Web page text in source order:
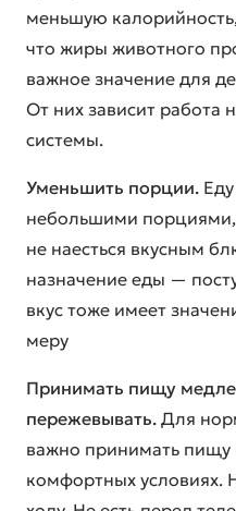
меньшую
что жиры животного
важное значение для
От них зависит работа
системы.
Уменьшить порции.
небольшими порциями,
не наесться вкусным
назначение еды —
вкус тоже имеет
меру
Принимать пищу
пережевывать. Для
важно принимать пищу
комфортных условиях.